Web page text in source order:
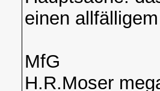
einen
MfG
H.R.Moser